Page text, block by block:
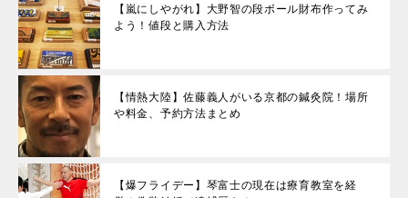
【嵐にしやがれ】大野智の段ボール財布作ってみ
よう！値段と購入方法
【情熱大陸】佐藤義人がいる京都の鍼灸院！場所
や料金、予約方法まとめ
【爆フライデー】琴富士の現在は療育教室を経